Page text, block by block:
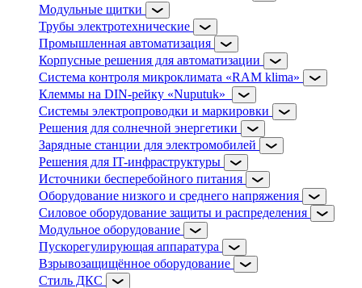
Модульные щитки
Трубы электротехнические
Промышленная автоматизация
Корпусные решения для автоматизации
Система контроля микроклимата «RAM klima»
Клеммы на DIN-рейку «Nuputuk»
Системы электропроводки и маркировки
Решения для солнечной энергетики
Зарядные станции для электромобилей
Решения для IT-инфраструктуры
Источники бесперебойного питания
Оборудование низкого и среднего напряжения
Силовое оборудование защиты и распределения
Модульное оборудование
Пускорегулирующая аппаратура
Взрывозащищённое оборудование
Стиль ДКС